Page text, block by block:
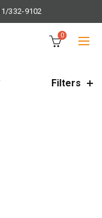
332-9102
0
Filters